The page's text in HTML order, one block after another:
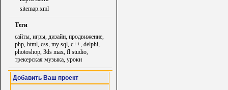
sitemap.xml
Теги
сайты, игры, дизайн, продвижение,
php, html, css, my sql, c++, delphi,
photoshop, 3ds max, fl studio,
трекерская музыка, уроки
Добавить Ваш проект